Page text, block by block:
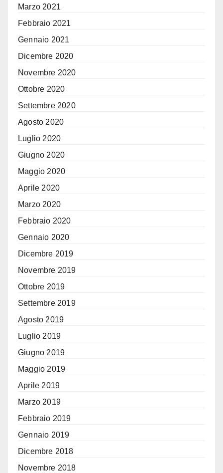
Marzo 2021
Febbraio 2021
Gennaio 2021
Dicembre 2020
Novembre 2020
Ottobre 2020
Settembre 2020
Agosto 2020
Luglio 2020
Giugno 2020
Maggio 2020
Aprile 2020
Marzo 2020
Febbraio 2020
Gennaio 2020
Dicembre 2019
Novembre 2019
Ottobre 2019
Settembre 2019
Agosto 2019
Luglio 2019
Giugno 2019
Maggio 2019
Aprile 2019
Marzo 2019
Febbraio 2019
Gennaio 2019
Dicembre 2018
Novembre 2018